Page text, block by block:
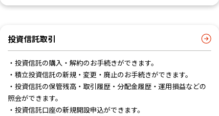
投資信託取引
・投資信託の購入・解約のお手続きができます。
・積立投資信託の新規・変更・廃止のお手続きができます。
・投資信託の保管残高・取引履歴・分配金履歴・運用損益などの
照会ができます。
・投資信託口座の新規開設申込ができます。